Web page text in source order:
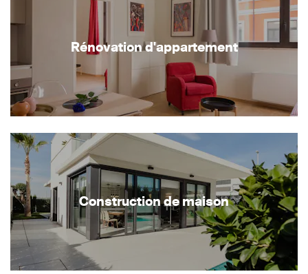
Rénovation d'appartement
Construction de maison